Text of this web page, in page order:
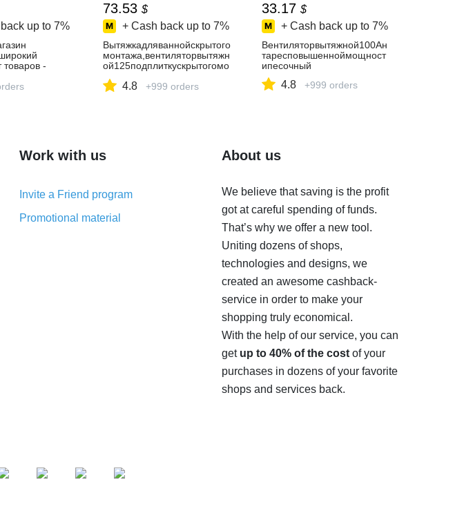
up to 7%
товаров -
73.53 $
+ Cash back up to 7%
Вытяжкадляваннойскрытого
монтажа,вентиляторвытяжн
ой125подплиткускрытогомо
й,собратнымклапаном
4.8 +999 orders
33.17 $
+ Cash back up to 7%
Вентиляторвытяжной100Ан
таресповышенноймощност
ипесочный
4.8 +999 orders
Work with us
Invite a Friend program
Promotional material
About us
We believe that saving is the profit
got at careful spending of funds.
That’s why we offer a new tool.
Uniting dozens of shops,
technologies and designs, we
created an awesome cashback-
service in order to make your
shopping truly economical.
With the help of our service, you can
get up to 40% of the costof your
purchases in dozens of your favorite
shops and services back.